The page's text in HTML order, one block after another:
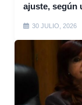
ajuste, según
30 JULIO, 2026